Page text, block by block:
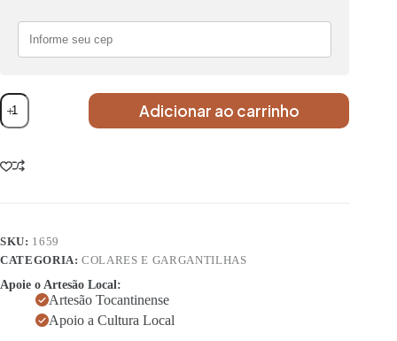
Adicionar ao carrinho
SKU: 1659
CATEGORIA:COLARES E GARGANTILHAS
Apoie o Artesão Local:
Artesão Tocantinense
Apoio a Cultura Local